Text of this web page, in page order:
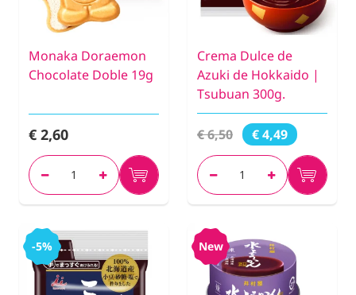
Monaka Doraemon
Chocolate Doble 19g
€ 2,60
Crema Dulce de
Azuki de Hokkaido |
Tsubuan 300g.
€ 6,50 € 4,49
-5% New